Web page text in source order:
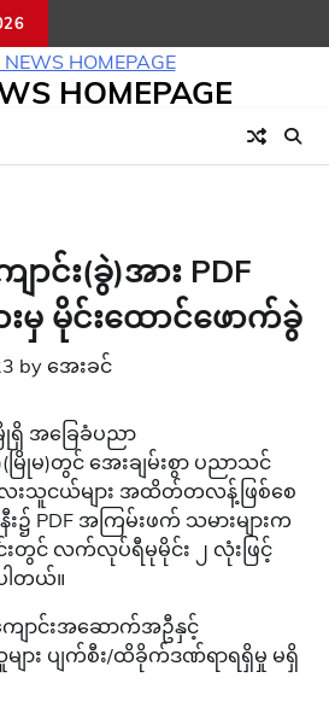
HOMEPAGE
င်း(ခွဲ)အား PDF
မှ မိုင်းထောင်ဖောက်ခွဲ
by အေးခင်
ရှိ အခြေခံပညာ
ြိုမ)တွင် အေးချမ်းစွာ ပညာသင်
ေးသူငယ်များ အထိတ်တလန့်ဖြစ်စေ
း၌ PDF အကြမ်းဖက် သမားများက
တွင် လက်လုပ်ရီမုမိုင်း ၂ လုံးဖြင့်
ါတယ်။
ျောင်းအဆောက်အဦနှင့်
သူများ ပျက်စီး/ထိခိုက်ဒဏ်ရာရရှိမှု မရှိ